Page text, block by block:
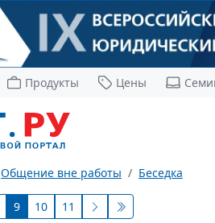
Продукты Цены
Общение вне работы Беседка
9 10 11